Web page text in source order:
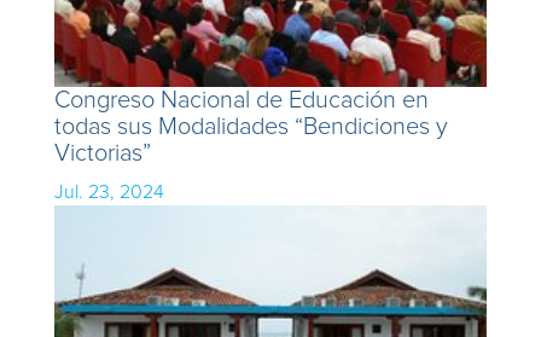
Congreso Nacional de Educación en
todas sus Modalidades “Bendiciones y
Victorias”
Jul. 23, 2024